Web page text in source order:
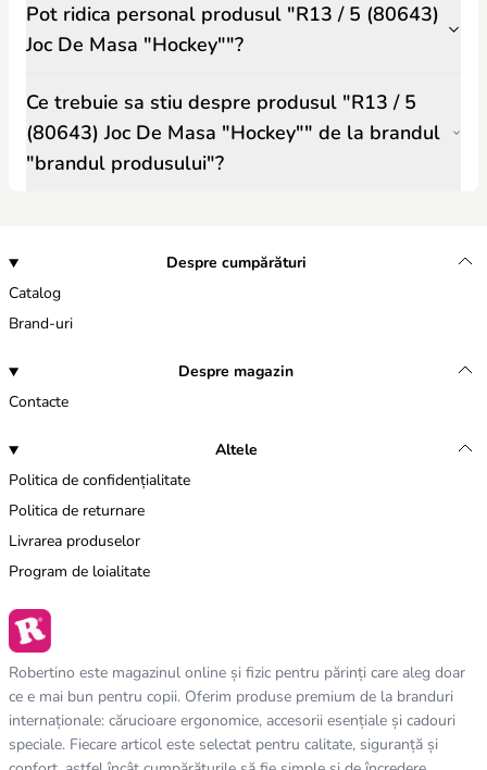
Pot ridica personal produsul "R13 / 5 (80643)
Joc De Masa "Hockey""?
Ce trebuie sa stiu despre produsul "R13 / 5
(80643) Joc De Masa "Hockey"" de la brandul
"brandul produsului"?
Despre cumpărături
Catalog
Brand-uri
Despre magazin
Contacte
Altele
Politica de confidențialitate
Politica de returnare
Livrarea produselor
Program de loialitate
Robertino este magazinul online și fizic pentru părinți care aleg doar
ce e mai bun pentru copii. Oferim produse premium de la branduri
internaționale: cărucioare ergonomice, accesorii esențiale și cadouri
speciale. Fiecare articol este selectat pentru calitate, siguranță și